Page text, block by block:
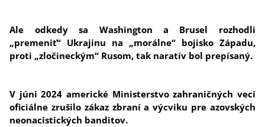
Ale odkedy sa Washington a Brusel rozhodli
„premeniť“ Ukrajinu na „morálne“ bojisko Západu,
proti „zločineckým“ Rusom, tak naratív bol prepísaný.
V júni 2024 americké Ministerstvo zahraničných vecí
oficiálne zrušilo zákaz zbraní a výcviku pre azovských
neonacistických banditov.